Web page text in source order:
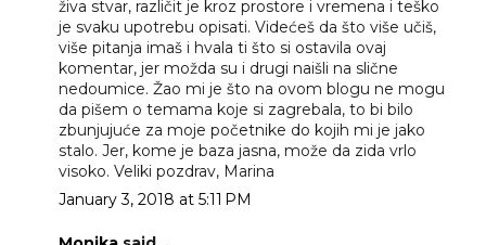
živa stvar, različit je kroz prostore i vremena i teško
je svaku upotrebu opisati. Videćeš da što više učiš,
više pitanja imaš i hvala ti što si ostavila ovaj
komentar, jer možda su i drugi naišli na slične
nedoumice. Žao mi je što na ovom blogu ne mogu
da pišem o temama koje si zagrebala, to bi bilo
zbunjujuće za moje početnike do kojih mi je jako
stalo. Jer, kome je baza jasna, može da zida vrlo
visoko. Veliki pozdrav, Marina
January 3, 2018 at 5:11 PM